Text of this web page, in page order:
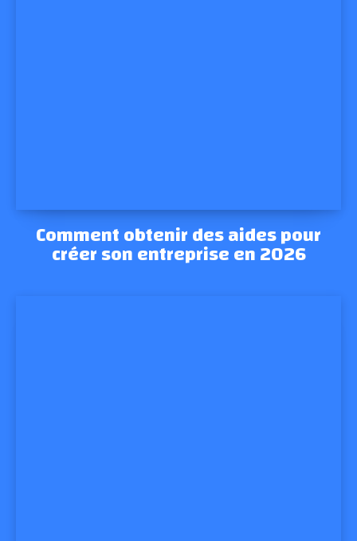
Comment obtenir des aides pour
créer son entreprise en 2026